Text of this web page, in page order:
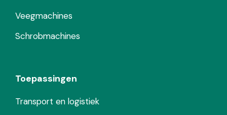
Veegmachines
Schrobmachines
Toepassingen
Transport en logistiek